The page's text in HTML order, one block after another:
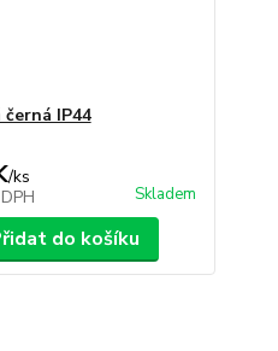
IP44
/ks
Skladem
do košíku